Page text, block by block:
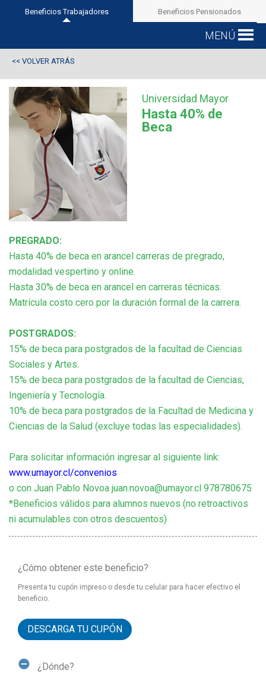
Beneficios Trabajadores Beneficios Pensionados
MENÚ
<< VOLVER ATRÁS
Universidad Mayor
Hasta 40% de
Beca
PREGRADO:
Hasta 40% de beca en arancel carreras de pregrado,
modalidad vespertino y online.
Hasta 30% de beca en arancel en carreras técnicas.
Matrícula costo cero por la duración formal de la carrera.
POSTGRADOS:
15% de beca para postgrados de la facultad de Ciencias
Sociales y Artes.
15% de beca para postgrados de la facultad de Ciencias,
Ingeniería y Tecnología.
10% de beca para postgrados de la Facultad de Medicina y
Ciencias de la Salud (excluye todas las especialidades).
Para solicitar información ingresar al siguiente link:
www.umayor.cl/convenios
o con Juan Pablo Novoa juan.novoa@umayor.cl 978780675
*Beneficios válidos para alumnos nuevos (no retroactivos
ni acumulables con otros descuentos)
¿Cómo obtener este beneficio?
Presenta tu cupón impreso o desde tu celular para hacer efectivo el
beneficio.
DESCARGA TU CUPÓN
¿Dónde?